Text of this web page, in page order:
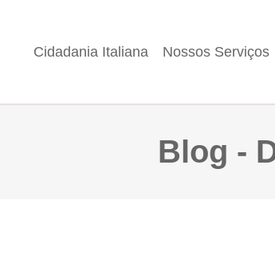
Cidadania Italiana Nossos Serviços
Blog -